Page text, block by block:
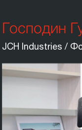
Господин
JCH Industries /